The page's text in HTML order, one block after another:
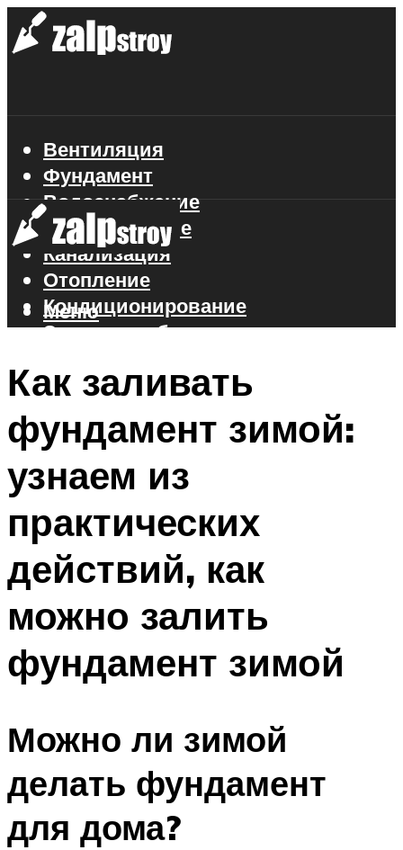
Вентиляция
Фундамент
Водоснабжение
Газоснабжение
Канализация
Отопление
Кондиционирование
Электроснабжение
Меню
Меню
Как заливать
фундамент зимой:
узнаем из
практических
действий, как
можно залить
фундамент зимой
Можно ли зимой
делать фундамент
для дома?